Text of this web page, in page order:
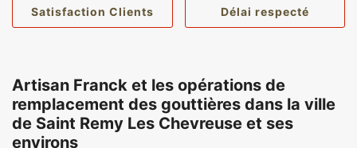
Satisfaction Clients Délai respecté
Artisan Franck et les opérations de
remplacement des gouttières dans la ville
de Saint Remy Les Chevreuse et ses
environs